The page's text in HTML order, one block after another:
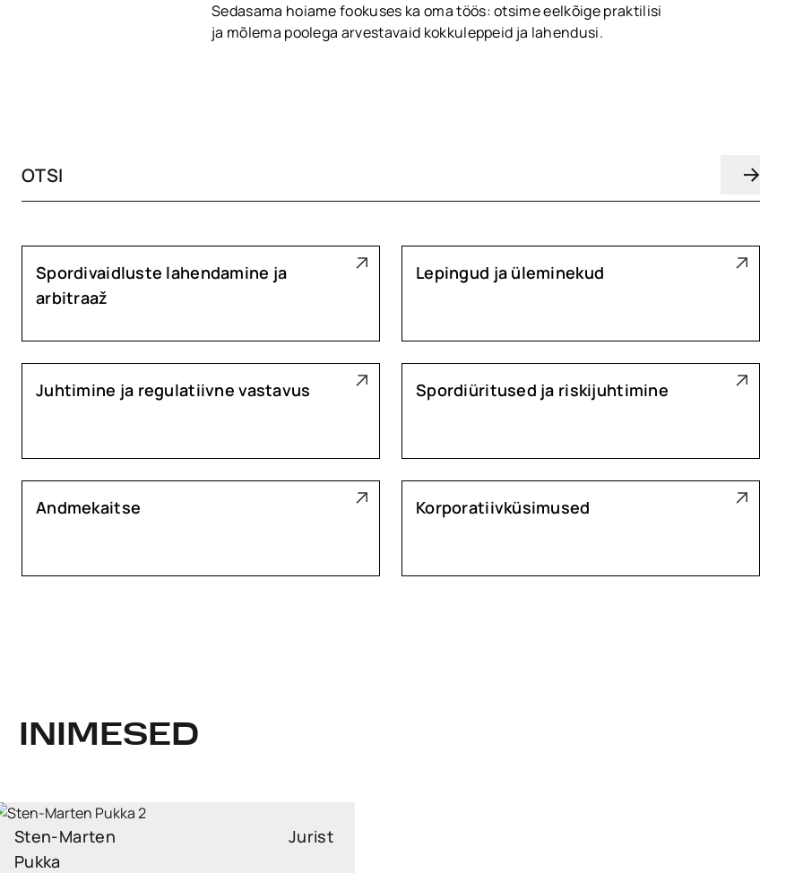
Sedasama hoiame fookuses ka oma töös: otsime eelkõige praktilisi
ja mõlema poolega arvestavaid kokkuleppeid ja lahendusi.
Spordivaidluste lahendamine ja
arbitraaž
Lepingud ja üleminekud
Juhtimine ja regulatiivne vastavus Spordiüritused ja riskijuhtimine
Andmekaitse Korporatiivküsimused
INIMESED
Sten-Marten
Pukka
Jurist